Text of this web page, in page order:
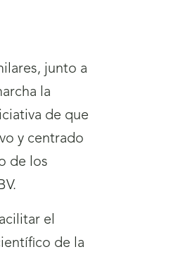
junto a
la
de que
y centrado
de los
el
de la